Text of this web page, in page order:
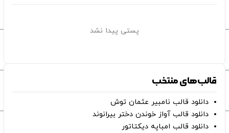
پستی پیدا نشد
قالب‌های منتخب
دانلود قالب نامبیر عثمان ‌توش
دانلود قالب آواز خوندن دختر بیرانوند
دانلود قالب امباپه دیکتاتور